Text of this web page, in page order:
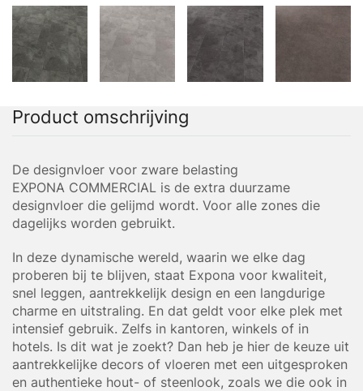
Product omschrijving
De designvloer voor zware belasting
EXPONA COMMERCIAL is de extra duurzame
designvloer die gelijmd wordt. Voor alle zones die
dagelijks worden gebruikt.
In deze dynamische wereld, waarin we elke dag
proberen bij te blijven, staat Expona voor kwaliteit,
snel leggen, aantrekkelijk design en een langdurige
charme en uitstraling. En dat geldt voor elke plek met
intensief gebruik. Zelfs in kantoren, winkels of in
hotels. Is dit wat je zoekt? Dan heb je hier de keuze uit
aantrekkelijke decors of vloeren met een uitgesproken
en authentieke hout- of steenlook, zoals we die ook in